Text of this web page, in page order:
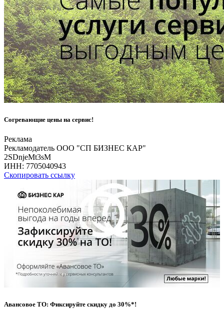
Согревающие цены на сервис!
Реклама
Рекламодатель ООО "СП БИЗНЕС КАР"
2SDnjeMt3sM
ИНН: 7705040943
Скопировать ссылку
Авансовое ТО: Фиксируйте скидку до 30%*!